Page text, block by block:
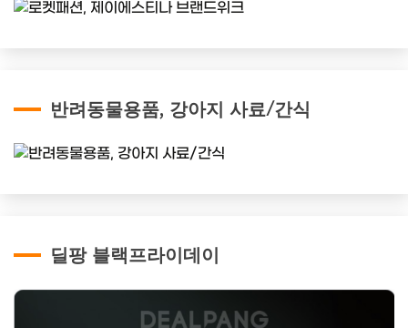
반려동물용품, 강아지 사료/간식
딜팡 블랙프라이데이